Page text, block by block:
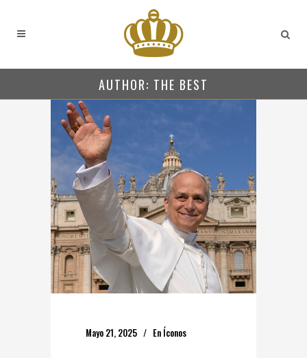
AUTHOR: THE BEST
Mayo 21, 2025 En Íconos